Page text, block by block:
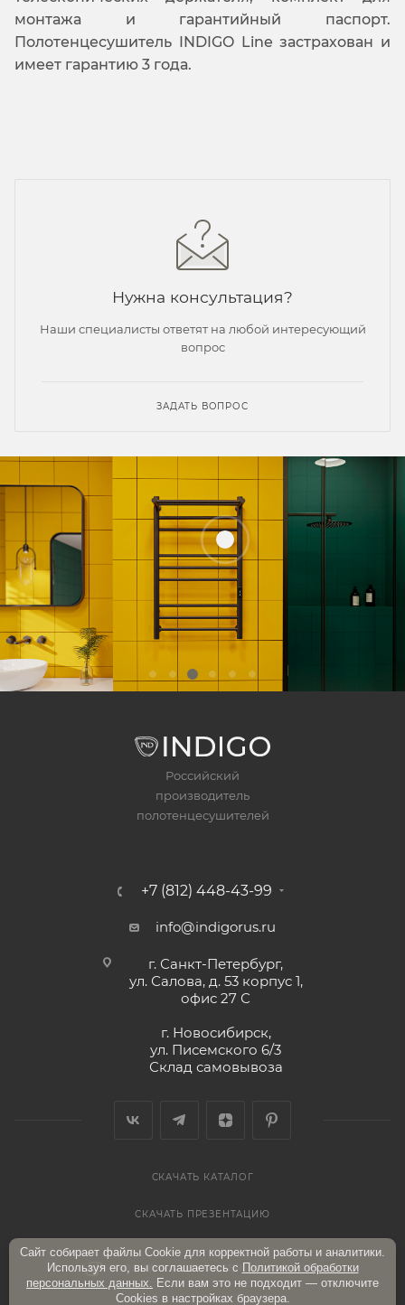
монтажа и гарантийный паспорт.
Полотенцесушитель INDIGO Line застрахован и
имеет гарантию 3 года.
Нужна консультация?
Наши специалисты ответят на любой интересующий
вопрос
ЗАДАТЬ ВОПРОС
Российский
производитель
полотенцесушителей
+7 (812) 448-43-99
info@indigorus.ru
г. Санкт-Петербург,
ул. Салова, д. 53 корпус 1,
офис 27 С
г. Новосибирск,
ул. Писемского 6/3
Склад самовывоза
СКАЧАТЬ КАТАЛОГ
СКАЧАТЬ ПРЕЗЕНТАЦИЮ
ПОЛИТИКА КОНФИДЕНЦИАЛЬНОСТИ
Сайт собирает файлы Cookie для корректной работы и аналитики.
Используя его, вы соглашаетесь с Политикой обработки
персональных данных. Если вам это не подходит — отключите
Cookies в настройках браузера.